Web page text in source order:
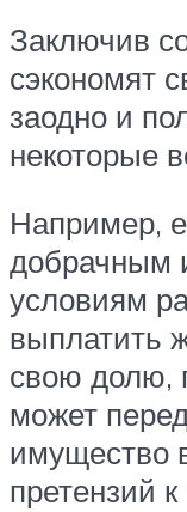
Заключив
сэкономят
заодно и
некоторые
Например,
добрачным
условиям
выплатить
свою долю,
может
имущество
претензий